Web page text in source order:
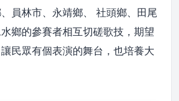
員林市、永靖鄉、 社頭鄉、田尾
鄉的參賽者相互切磋歌技，期望
民眾有個表演的舞台，也培養大